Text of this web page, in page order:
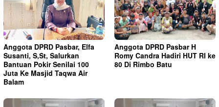
Anggota DPRD Pasbar, Elfa
Susanti, S,St, Salurkan
Bantuan Pokir Senilai 100
Juta Ke Masjid Taqwa Air
Balam
Anggota DPRD Pasbar H
Romy Candra Hadiri HUT RI ke
80 Di Rimbo Batu